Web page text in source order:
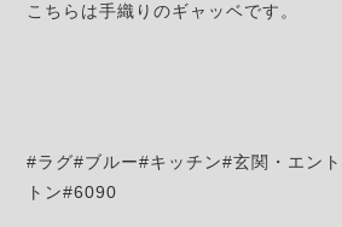
こちらは手織りのギャッベです。
#ラグ#ブルー#キッチン#玄関・エン
トン#6090